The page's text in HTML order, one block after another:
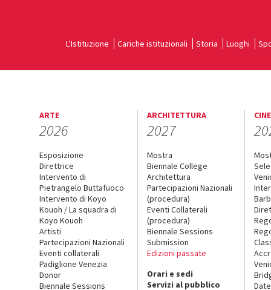
L'Istituzione Cariche istituzionali Storia Luoghi
ARTE
2026
Esposizione
Direttrice
Intervento di
Pietrangelo Buttafuoco
Intervento di Koyo
Kouoh / La squadra di
Koyo Kouoh
Artisti
Partecipazioni Nazionali
Eventi collaterali
Padiglione Venezia
Donor
Biennale Sessions
ARCHITETTURA
2027
Mostra
Biennale College
Architettura
Partecipazioni Nazionali
(procedura)
Eventi Collaterali
(procedura)
Biennale Sessions
Submission
Edizioni passate
Orari e sedi
Servizi al pubblico